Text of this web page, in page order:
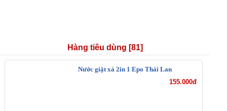
Hàng tiêu dùng [81]
Nước giặt xả 2in 1 Epo Thái Lan
155.000đ